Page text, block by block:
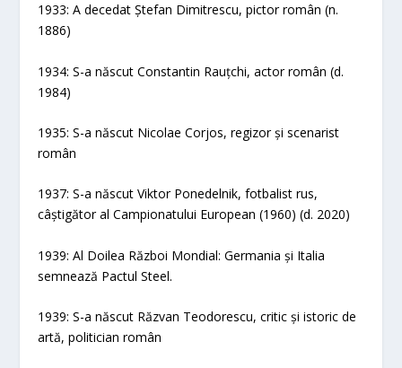
1933: A decedat Ștefan Dimitrescu, pictor român (n.
1886)
1934: S-a născut Constantin Rauțchi, actor român (d.
1984)
1935: S-a născut Nicolae Corjos, regizor și scenarist
român
1937: S-a născut Viktor Ponedelnik, fotbalist rus,
câștigător al Campionatului European (1960) (d. 2020)
1939: Al Doilea Război Mondial: Germania și Italia
semnează Pactul Steel.
1939: S-a născut Răzvan Teodorescu, critic și istoric de
artă, politician român